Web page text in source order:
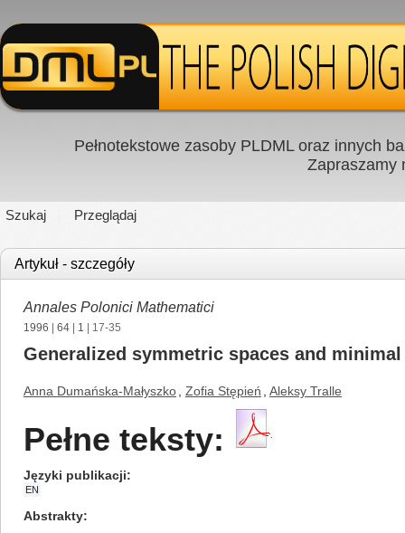
Pełnotekstowe zasoby PLDML oraz innych
Zapraszamy
Szukaj Przeglądaj
Artykuł - szczegóły
Annales Polonici Mathematici
1996 64 1 | 17-35
Generalized symmetric spaces and
Anna Dumańska-Małyszko Zofia Stępień Aleksy Tralle
Pełne teksty:
Języki publikacji
EN
Abstrakty